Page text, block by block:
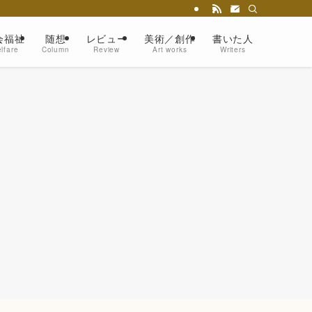
福祉 随想
Column
レビュー
Review
美術／創作
Art works
書いた人
Writers